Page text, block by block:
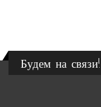
Будем на связи!